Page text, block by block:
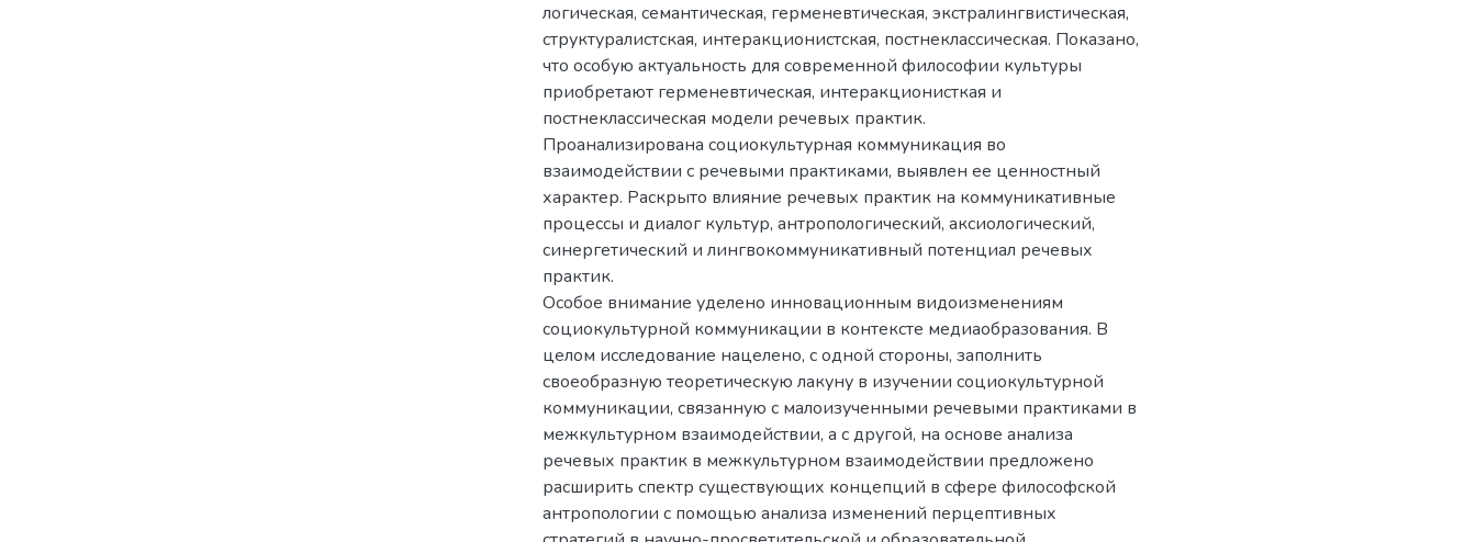
логическая, семантическая, герменевтическая, экстралингвистическая,
структуралистская, интеракционистская, постнеклассическая. Показано,
что особую актуальность для современной философии культуры
приобретают герменевтическая, интеракционисткая и
постнеклассическая модели речевых практик.
Проанализирована социокультурная коммуникация во
взаимодействии с речевыми практиками, выявлен ее ценностный
характер. Раскрыто влияние речевых практик на коммуникативные
процессы и диалог культур, антропологический, аксиологический,
синергетический и лингвокоммуникативный потенциал речевых
практик.
Особое внимание уделено инновационным видоизменениям
социокультурной коммуникации в контексте медиаобразования. В
целом исследование нацелено, с одной стороны, заполнить
своеобразную теоретическую лакуну в изучении социокультурной
коммуникации, связанную с малоизученными речевыми практиками в
межкультурном взаимодействии, а с другой, на основе анализа
речевых практик в межкультурном взаимодействии предложено
расширить спектр существующих концепций в сфере философской
антропологии с помощью анализа изменений перцептивных